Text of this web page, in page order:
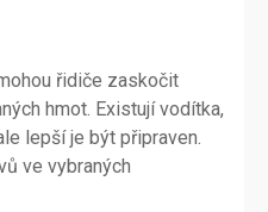
řidiče zaskočit
hmot. Existují vodítka,
lepší je být připraven.
ve vybraných